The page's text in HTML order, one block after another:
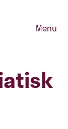
Menu